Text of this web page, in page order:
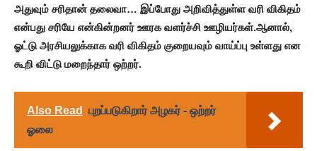
அதுவும் சரிதான் தலைவா… இப்போது அறிவித்துள்ள வரி விகிதம்
என்பது சரியே என்கின்றனர் ஊரக வளர்ச்சி ஊழியர்கள்.ஆனால்,
ஓட்டு அரசியலுக்காக வரி விகிதம் குறையவும் வாய்ப்பு உள்ளது என
கூறி விட்டு மறைந்தார் ஒற்றர்.
Also Read
புறப்படுகிறார் அழகர் - ஒற்றர்
ஓலை